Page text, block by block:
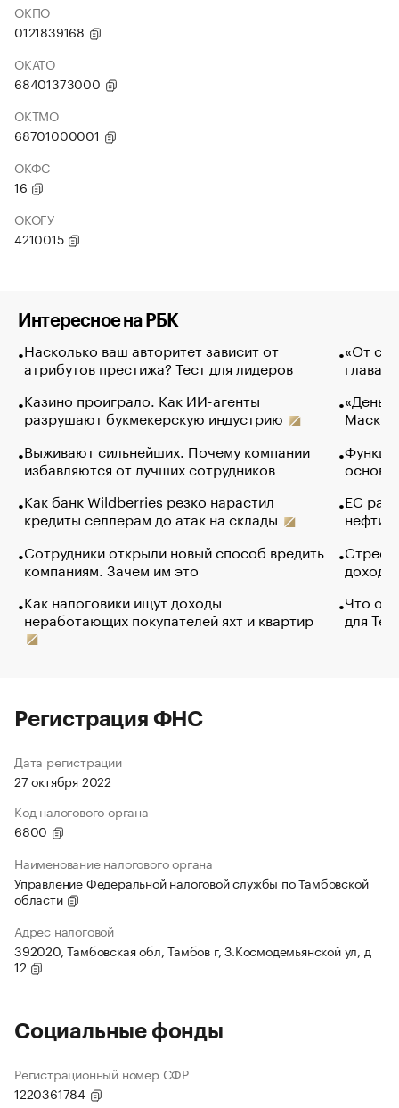
ОКПО
0121839168
ОКАТО
68401373000
ОКТМО
68701000001
ОКФС
16
ОКОГУ
4210015
Интересное на РБК
Насколько ваш авторитет зависит от
атрибутов престижа? Тест для лидеров
Казино проиграло. Как ИИ-агенты
разрушают букмекерскую индустрию
Выживают сильнейших. Почему компании
избавляются от лучших сотрудников
Как банк Wildberries резко нарастил
кредиты селлерам до атак на склады
Сотрудники открыли новый способ вредить
компаниям. Зачем им это
Как налоговики ищут доходы
неработающих покупателей яхт и квартир
«От
глава
Маск в
основ
ЕС
нефти
Что
для
Регистрация ФНС
Дата регистрации
27 октября 2022
Код налогового органа
6800
Наименование налогового органа
Управление Федеральной налоговой службы по Тамбовской
области
Адрес налоговой
392020, Тамбовская обл, Тамбов г, З.Космодемьянской ул, д
12
Социальные фонды
Регистрационный номер СФР
1220361784